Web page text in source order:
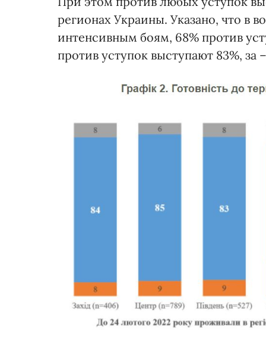
регионах Украины. Указано, что в
интенсивным боям, 68% против
против уступок выступают 83%, за